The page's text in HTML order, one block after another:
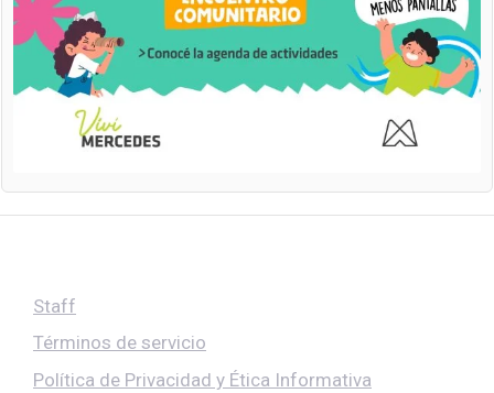
Staff
Términos de servicio
Política de Privacidad y Ética Informativa